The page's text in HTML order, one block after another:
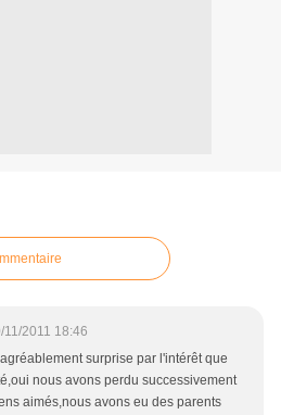
11/2011 18:46
surprise par l'intérêt que
nous avons perdu successivement
aimés,nous avons eu des parents